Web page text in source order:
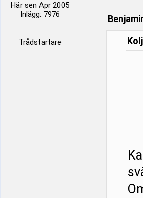
Här sen Apr 2005
Inlägg: 7976
Trådstartare